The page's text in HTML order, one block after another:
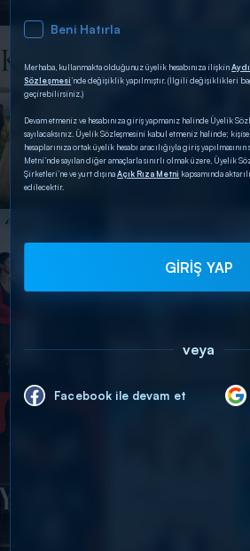
DİĞER SONUÇLAR
Beni Hatırla
Merhaba, kullanmakta olduğunuz üyelik hesabınıza ilişkin
Sözleşmesi’nde değişiklik yapılmıştır. (İlgili değişiklikleri
geçirebilirsiniz.)
Devam etmeniz ve hesabınıza giriş yapmanız halinde Üyelik
sayılacaksınız. Üyelik Sözleşmesini kabul etmeniz halinde;
hesaplarınıza ortak üyelik hesabı aracılığıyla giriş yapılmasının
Metni’nde sayılan diğer amaçlarla sınırlı olmak üzere, Üyelik
Şirketleri’ne ve yurt dışınaAçık Rıza Metni kapsamında
edilecektir.
GİRİŞ YAP
veya
Facebook ile devam et